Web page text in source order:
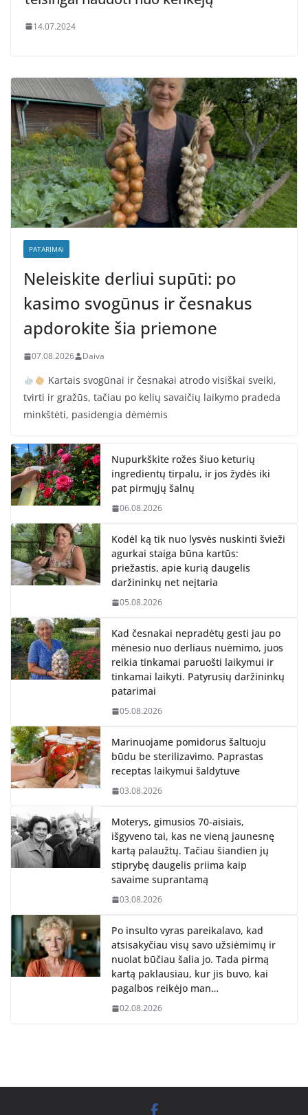
14.07.2024
PATARIMAI
Neleiskite derliui supūti: po
kasimo svogūnus ir česnakus
apdorokite šia priemone
07.08.2026 Daiva
Kartais svogūnai ir česnakai atrodo visiškai sveiki,
tvirti ir gražūs, tačiau po kelių savaičių laikymo pradeda
minkštėti, pasidengia dėmėmis
Nupurkškite rožes šiuo keturių
ingredientų tirpalu, ir jos žydės iki
pat pirmųjų šalnų
06.08.2026
Kodėl ką tik nuo lysvės nuskinti švieži
agurkai staiga būna kartūs:
priežastis, apie kurią daugelis
daržininkų net neįtaria
05.08.2026
Kad česnakai nepradėtų gesti jau po
mėnesio nuo derliaus nuėmimo, juos
reikia tinkamai paruošti laikymui ir
tinkamai laikyti. Patyrusių daržininkų
patarimai
05.08.2026
Marinuojame pomidorus šaltuoju
būdu be sterilizavimo. Paprastas
receptas laikymui šaldytuve
03.08.2026
Moterys, gimusios 70-aisiais,
išgyveno tai, kas ne vieną jaunesnę
kartą palaužtų. Tačiau šiandien jų
stiprybę daugelis priima kaip
savaime suprantamą
03.08.2026
Po insulto vyras pareikalavo, kad
atsisakyčiau visų savo užsiėmimų ir
nuolat būčiau šalia jo. Tada pirmą
kartą paklausiau, kur jis buvo, kai
pagalbos reikėjo man…
02.08.2026